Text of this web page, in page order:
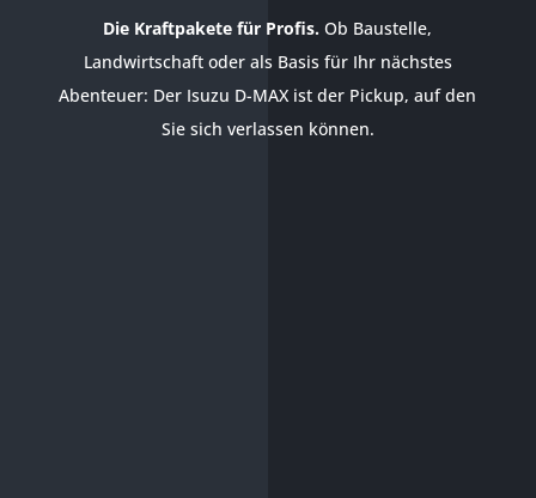
Die Kraftpakete für Profis. Ob Baustelle,
Landwirtschaft oder als Basis für Ihr nächstes
Abenteuer: Der Isuzu D-MAX ist der Pickup, auf den
Sie sich verlassen können.